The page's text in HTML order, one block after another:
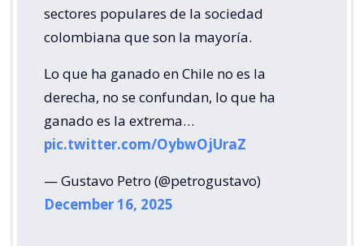
sectores populares de la sociedad
colombiana que son la mayoría.
Lo que ha ganado en Chile no es la
derecha, no se confundan, lo que ha
ganado es la extrema…
pic.twitter.com/OybwOjUraZ
— Gustavo Petro (@petrogustavo)
December 16, 2025